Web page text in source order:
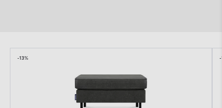
-13% -